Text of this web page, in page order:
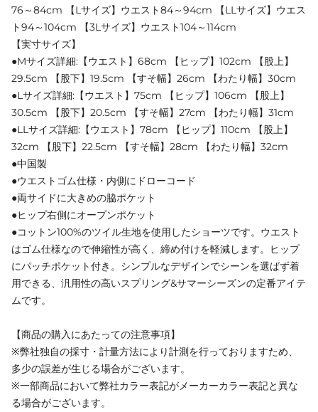
76～84cm 【Lサイズ】ウエスト84～94cm 【LLサイズ】ウエス
ト94～104cm 【3Lサイズ】ウエスト104～114cm
【実寸サイズ】
●Mサイズ詳細:【ウエスト】68cm 【ヒップ】102cm 【股上】
29.5cm 【股下】19.5cm 【すそ幅】26cm 【わたり幅】30cm
●Lサイズ詳細:【ウエスト】75cm 【ヒップ】106cm 【股上】
30.5cm 【股下】20.5cm 【すそ幅】27cm 【わたり幅】31cm
●LLサイズ詳細:【ウエスト】78cm 【ヒップ】110cm 【股上】
32cm 【股下】22.5cm 【すそ幅】28cm 【わたり幅】32cm
●中国製
●ウエストゴム仕様・内側にドローコード
●両サイドに大きめの脇ポケット
●ヒップ右側にオープンポケット
●コットン100%のツイル生地を使用したショーツです。ウエスト
はゴム仕様なので伸縮性が高く、締め付けを軽減します。ヒップ
にパッチポケット付き。シンプルなデザインでシーンを選ばず着
用できる、汎用性の高いスプリング&サマーシーズンの定番アイテ
ムです。
【商品の購入にあたっての注意事項】
※弊社独自の採寸・計量方法により計測を行っておりますため、
多少の誤差が生じる場合がございます。
※一部商品において弊社カラー表記がメーカーカラー表記と異な
る場合がございます。